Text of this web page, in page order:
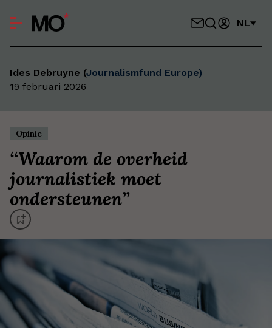
NL
Ides Debruyne (Journalismfund Europe)
19 februari 2026
Opinie
‘‘Waarom de overheid
journalistiek moet
ondersteunen’’